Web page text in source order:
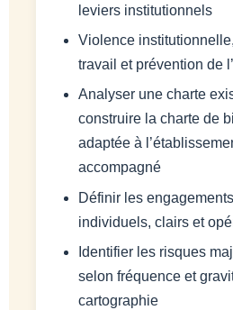
leviers institutionnels
Violence
travail et prévention de
Analyser une charte
construire la charte de
adaptée à
accompagné
Définir les
individuels, clairs et
Identifier les risques
selon fréquence et
cartographie